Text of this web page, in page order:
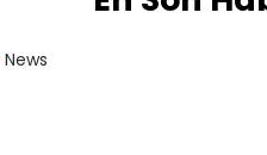
News